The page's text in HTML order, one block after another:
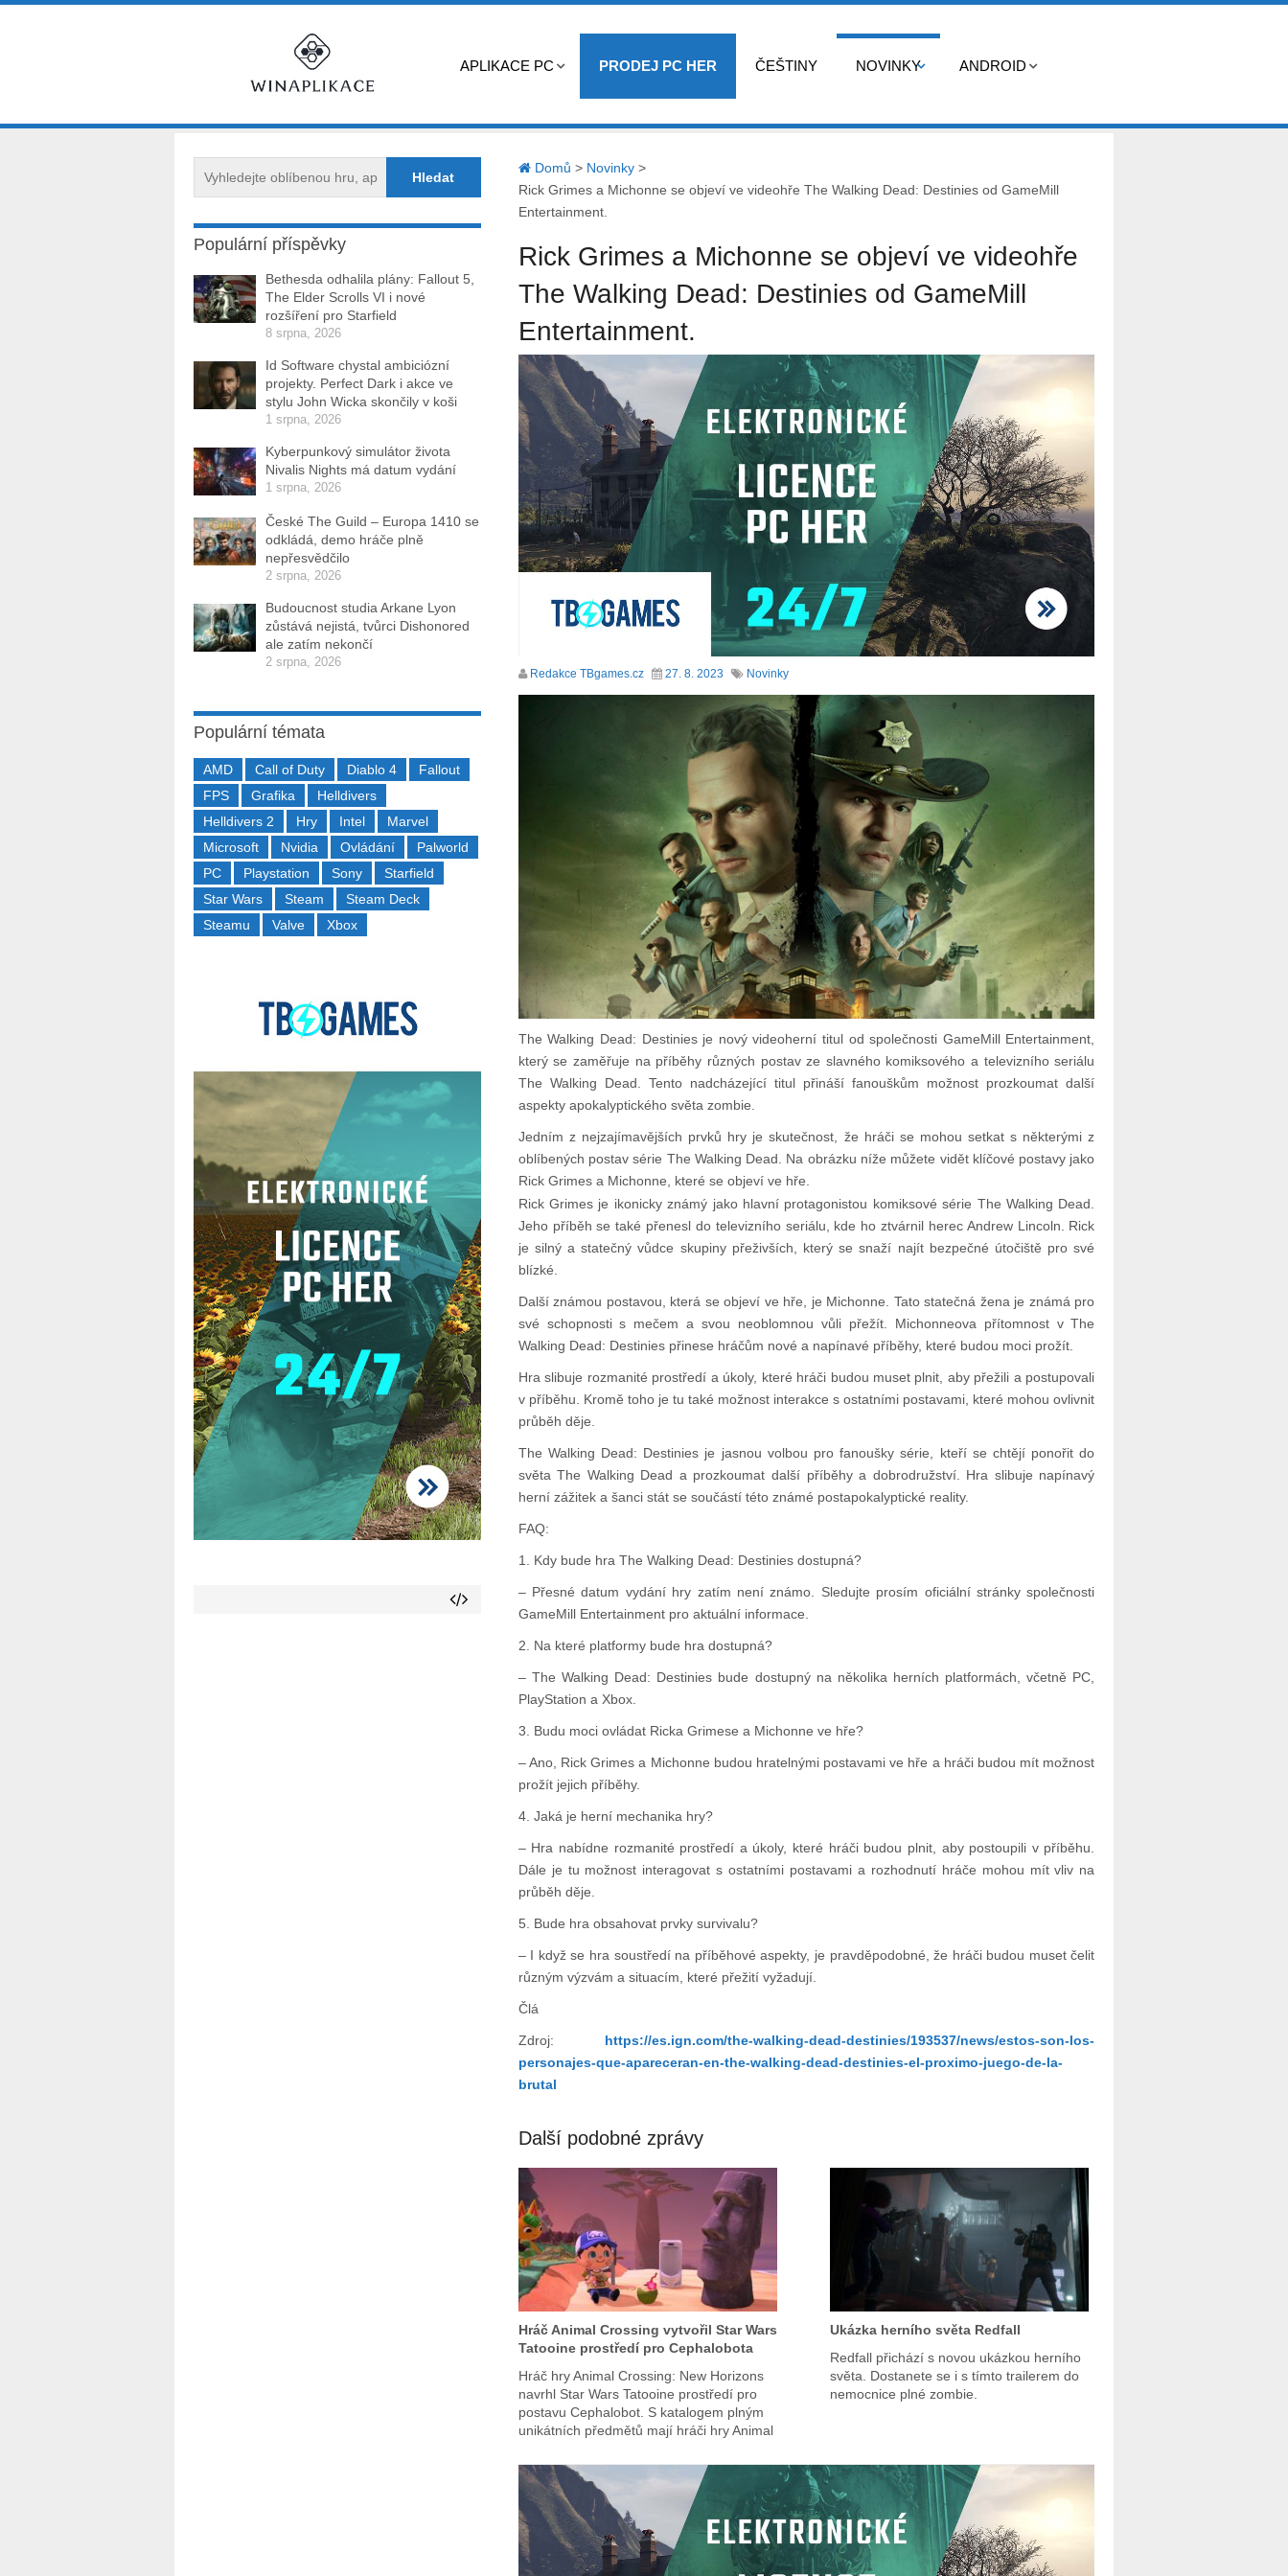
APLIKACE PC PRODEJ PC HER ČEŠTINY NOVINKY ANDROID
Domů > Novinky>
Rick Grimes a Michonne se objeví ve videohře The Walking Dead: Destinies od GameMill
Entertainment.
Rick Grimes a Michonne se objeví ve videohře
The Walking Dead: Destinies od GameMill
Entertainment.
Redakce TBgames.cz 27. 8. 2023 Novinky
The Walking Dead: Destinies je nový videoherní titul od společnosti GameMill Entertainment,
který se zaměřuje na příběhy různých postav ze slavného komiksového a televizního seriálu
The Walking Dead. Tento nadcházející titul přináší fanouškům možnost prozkoumat další
aspekty apokalyptického světa zombie.
Jedním z nejzajímavějších prvků hry je skutečnost, že hráči se mohou setkat s některými z
oblíbených postav série The Walking Dead. Na obrázku níže můžete vidět klíčové postavy jako
Rick Grimes a Michonne, které se objeví ve hře.
Rick Grimes je ikonicky známý jako hlavní protagonistou komiksové série The Walking Dead.
Jeho příběh se také přenesl do televizního seriálu, kde ho ztvárnil herec Andrew Lincoln. Rick
je silný a statečný vůdce skupiny přeživších, který se snaží najít bezpečné útočiště pro své
blízké.
Další známou postavou, která se objeví ve hře, je Michonne. Tato statečná žena je známá pro
své schopnosti s mečem a svou neoblomnou vůli přežít. Michonneova přítomnost v The
Walking Dead: Destinies přinese hráčům nové a napínavé příběhy, které budou moci prožít.
Hra slibuje rozmanité prostředí a úkoly, které hráči budou muset plnit, aby přežili a postupovali
v příběhu. Kromě toho je tu také možnost interakce s ostatními postavami, které mohou ovlivnit
průběh děje.
The Walking Dead: Destinies je jasnou volbou pro fanoušky série, kteří se chtějí ponořit do
světa The Walking Dead a prozkoumat další příběhy a dobrodružství. Hra slibuje napínavý
herní zážitek a šanci stát se součástí této známé postapokalyptické reality.
FAQ:
1. Kdy bude hra The Walking Dead: Destinies dostupná?
– Přesné datum vydání hry zatím není známo. Sledujte prosím oficiální stránky společnosti
GameMill Entertainment pro aktuální informace.
2. Na které platformy bude hra dostupná?
– The Walking Dead: Destinies bude dostupný na několika herních platformách, včetně PC,
PlayStation a Xbox.
3. Budu moci ovládat Ricka Grimese a Michonne ve hře?
– Ano, Rick Grimes a Michonne budou hratelnými postavami ve hře a hráči budou mít možnost
prožít jejich příběhy.
4. Jaká je herní mechanika hry?
– Hra nabídne rozmanité prostředí a úkoly, které hráči budou plnit, aby postoupili v příběhu.
Dále je tu možnost interagovat s ostatními postavami a rozhodnutí hráče mohou mít vliv na
průběh děje.
5. Bude hra obsahovat prvky survivalu?
– I když se hra soustředí na příběhové aspekty, je pravděpodobné, že hráči budou muset čelit
různým výzvám a situacím, které přežití vyžadují.
Člá
Zdroj: https://es.ign.com/the-walking-dead-destinies/193537/news/estos-son-los-
personajes-que-apareceran-en-the-walking-dead-destinies-el-proximo-juego-de-la-
brutal
Další podobné zprávy
Hráč Animal Crossing vytvořil Star Wars
Tatooine prostředí pro Cephalobota
Hráč hry Animal Crossing: New Horizons
navrhl Star Wars Tatooine prostředí pro
postavu Cephalobot. S katalogem plným
unikátních předmětů mají hráči hry Animal
Ukázka herního světa Redfall
Redfall přichází s novou ukázkou herního
světa. Dostanete se i s tímto trailerem do
nemocnice plné zombie.
Populární příspěvky
Bethesda odhalila plány: Fallout 5,
The Elder Scrolls VI i nové
rozšíření pro Starfield
8 srpna, 2026
Id Software chystal ambiciózní
projekty. Perfect Dark i akce ve
stylu John Wicka skončily v koši
1 srpna, 2026
Kyberpunkový simulátor života
Nivalis Nights má datum vydání
1 srpna, 2026
České The Guild – Europa 1410 se
odkládá, demo hráče plně
nepřesvědčilo
2 srpna, 2026
Budoucnost studia Arkane Lyon
zůstává nejistá, tvůrci Dishonored
ale zatím nekončí
2 srpna, 2026
Populární témata
AMD Call of Duty Diablo 4
Fallout
FPS
Grafika
Helldivers
Helldivers 2
Hry Intel
Marvel
Microsoft
Nvidia Ovládání
Palworld
PC
Playstation Sony
Starfield
Star Wars
Steam
Steam Deck
Steamu
Valve Xbox